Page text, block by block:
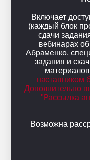
Включает
(каждый блок
сдачи
вебинарах
Абраменко,
задания и
наставником
Дополнительно
"Рассылка
Возможна